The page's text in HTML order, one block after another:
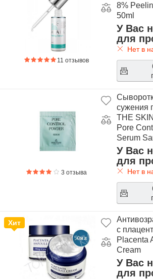
11 отзывов
8%
50ml
У Вас
для
Нет в
3 отзыва
сужения
THE
Pore
Serum
У Вас
для
Нет в
Хит
с
Placenta
Cream
У Вас
для